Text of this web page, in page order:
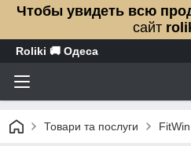
Чтобы увидеть всю
сайт
Roliki 🚚 Одеса
Товари та послуги FitWin